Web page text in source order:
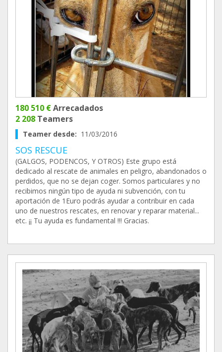
180 510 €Arrecadados
2 208 Teamers
Teamer desde: 11/03/2016
SOS RESCUE
(GALGOS, PODENCOS, Y OTROS) Este grupo está
dedicado al rescate de animales en peligro, abandonados o
perdidos, que no se dejan coger. Somos particulares y no
recibimos ningún tipo de ayuda ni subvención, con tu
aportación de 1Euro podrás ayudar a contribuir en cada
uno de nuestros rescates, en renovar y reparar material...
etc. ¡¡ Tu ayuda es fundamental !!! Gracias.